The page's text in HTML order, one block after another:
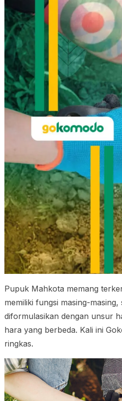
Pupuk Mahkota memang
memiliki fungsi masing-
diformulasikan dengan unsur
hara yang berbeda. Kali ini
ringkas.